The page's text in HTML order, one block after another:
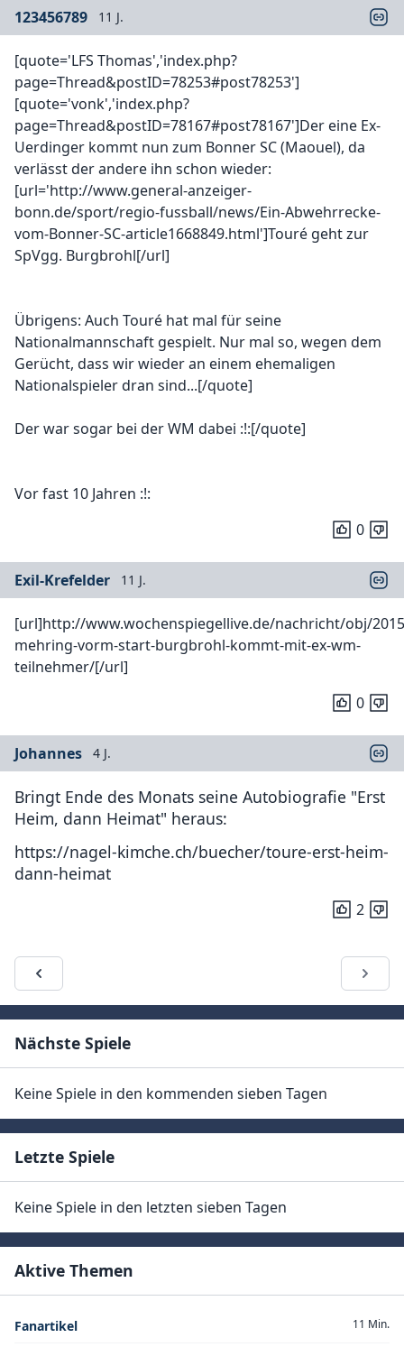
123456789 11 J.
[quote='LFS Thomas','index.php?
page=Thread&postID=78253#post78253']
[quote='vonk','index.php?
page=Thread&postID=78167#post78167']Der eine Ex-
Uerdinger kommt nun zum Bonner SC (Maouel), da
verlässt der andere ihn schon wieder:
[url='http://www.general-anzeiger-
bonn.de/sport/regio-fussball/news/Ein-Abwehrrecke-
vom-Bonner-SC-article1668849.html']Touré geht zur
SpVgg. Burgbrohl[/url]
Übrigens: Auch Touré hat mal für seine
Nationalmannschaft gespielt. Nur mal so, wegen dem
Gerücht, dass wir wieder an einem ehemaligen
Nationalspieler dran sind...[/quote]
Der war sogar bei der WM dabei :!:[/quote]
Vor fast 10 Jahren :!:
0
Exil-Krefelder 11 J.
[url]http://www.wochenspiegellive.de/nachricht/obj/
mehring-vorm-start-burgbrohl-kommt-mit-ex-wm-
teilnehmer/[/url]
0
Johannes 4 J.
Bringt Ende des Monats seine Autobiografie "Erst
Heim, dann Heimat" heraus:
https://nagel-kimche.ch/buecher/toure-erst-heim-
dann-heimat
2
Nächste Spiele
Keine Spiele in den kommenden sieben Tagen
Letzte Spiele
Keine Spiele in den letzten sieben Tagen
Aktive Themen
Fanartikel 11 Min.